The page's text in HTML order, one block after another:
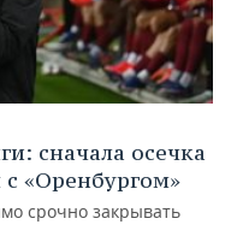
сначала осечка
«Оренбургом»
срочно закрывать